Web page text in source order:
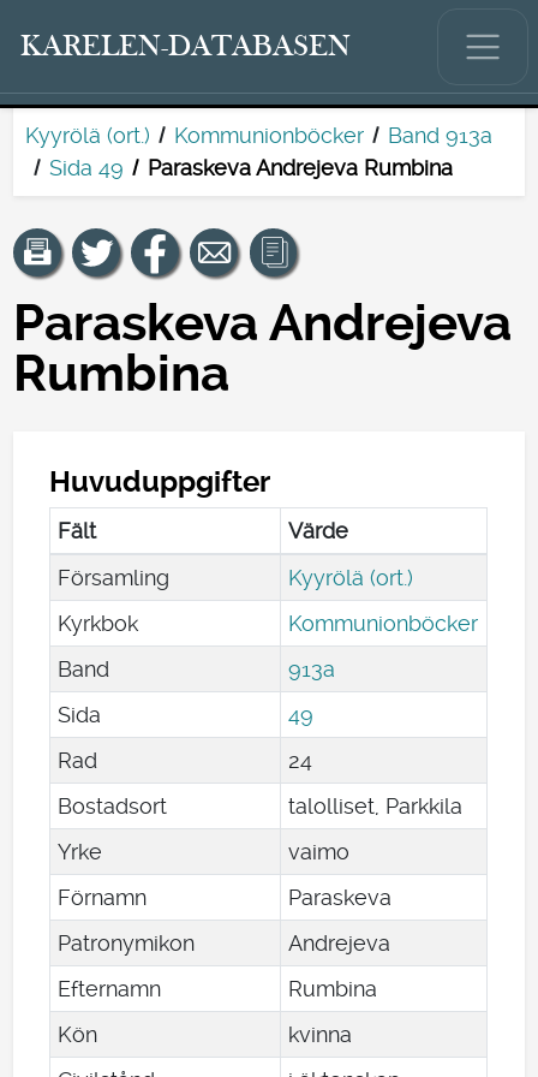
KARELEN-DATABASEN
Kyyrölä (ort.) Kommunionböcker
Band 913a
Sida 49
Paraskeva Andrejeva Rumbina
Paraskeva Andrejeva
Rumbina
Huvuduppgifter
Fält
Värde
Församling
Kyyrölä (ort.)
Kyrkbok
Kommunionböcker
Band
913a
Sida
49
Rad
24
Bostadsort
talolliset, Parkkila
Yrke
vaimo
Förnamn
Paraskeva
Patronymikon
Andrejeva
Efternamn
Rumbina
Kön
kvinna